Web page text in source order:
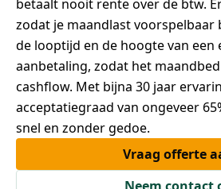
betaalt nooit rente over de btw.
zodat je maandlast voorspelbaar
de looptijd en de hoogte van een
aanbetaling, zodat het
cashflow. Met bijna 30 jaar
acceptatiegraad van ongeveer
snel en zonder gedoe.
Vraag offerte